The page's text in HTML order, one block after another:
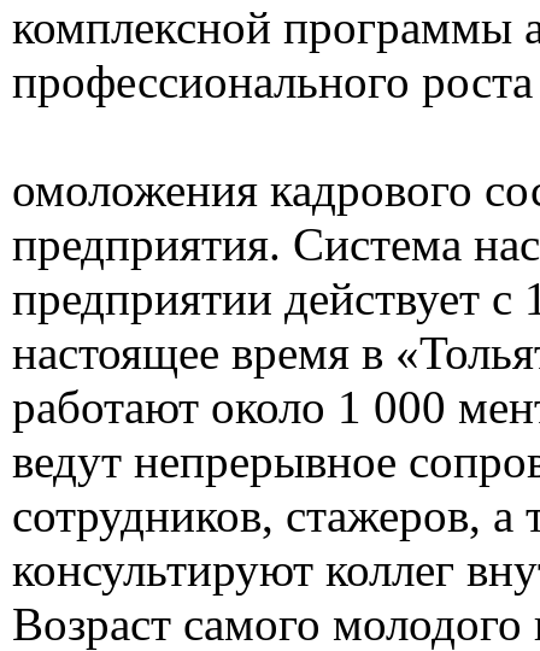
комплексной программы
профессионального
омоложения кадрового
предприятия. Система
предприятии действует с
настоящее время в
работают около 1 000
ведут непрерывное
сотрудников, стажеров, а
консультируют коллег
Возраст самого молодого